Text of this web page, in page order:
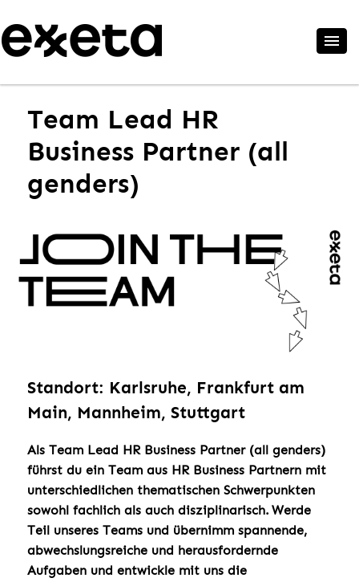
Team Lead HR
Business Partner (all
genders)
Standort: Karlsruhe, Frankfurt am
Main, Mannheim, Stuttgart
Als Team Lead HR Business Partner (all genders)
führst du ein Team aus HR Business Partnern mit
unterschiedlichen thematischen Schwerpunkten
sowohl fachlich als auch disziplinarisch. Werde
Teil unseres Teams und übernimm spannende,
abwechslungsreiche und herausfordernde
Aufgaben und entwickle mit uns die